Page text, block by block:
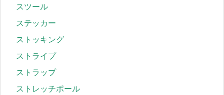
スツール
ステッカー
ストッキング
ストライプ
ストラップ
ストレッチポール